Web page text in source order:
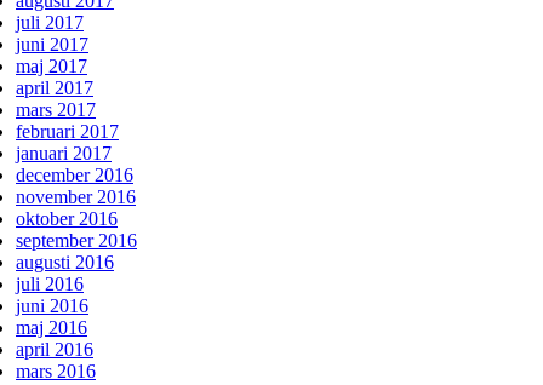
juli 2017
juni 2017
maj 2017
april 2017
mars 2017
februari 2017
januari 2017
december 2016
november 2016
oktober 2016
september 2016
augusti 2016
juli 2016
juni 2016
maj 2016
april 2016
mars 2016